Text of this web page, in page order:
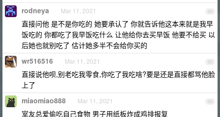
94
rodneya Mar 11, 2021
直接问他 是不是你吃的 她要承认了 你就告诉他这本来就是我早
饭吃的 你都吃了我早饭吃什么 让他给你去买早饭 他要不给买 以
后她也就别吃了 估计她多半不会给你买的
95
wr516516 Mar 11, 2021
直接说他呗,别老吃我零食,你吃了我吃啥?要是还是直接都骂他脸
上了
96
miaomiao888 Mar 11, 2021
室友总爱偷吃自己食物 男子用纸板炸成鸡排报复